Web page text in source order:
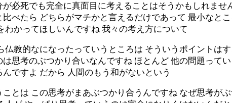
必死でも完全に真面目に考えることはそうかもしれま
べたら どちらがマチかと言えるだけであって 最小なと
かってほしいんですね 我々の考え方について
教的なになったっていうところは そういうポイントは
思考のぶつかり合いなんですね ほとんど 他の問題って
ですよ だから 人間のもう和がないという
とは この思考がまあぶつかり合うんですね なぜ思考が